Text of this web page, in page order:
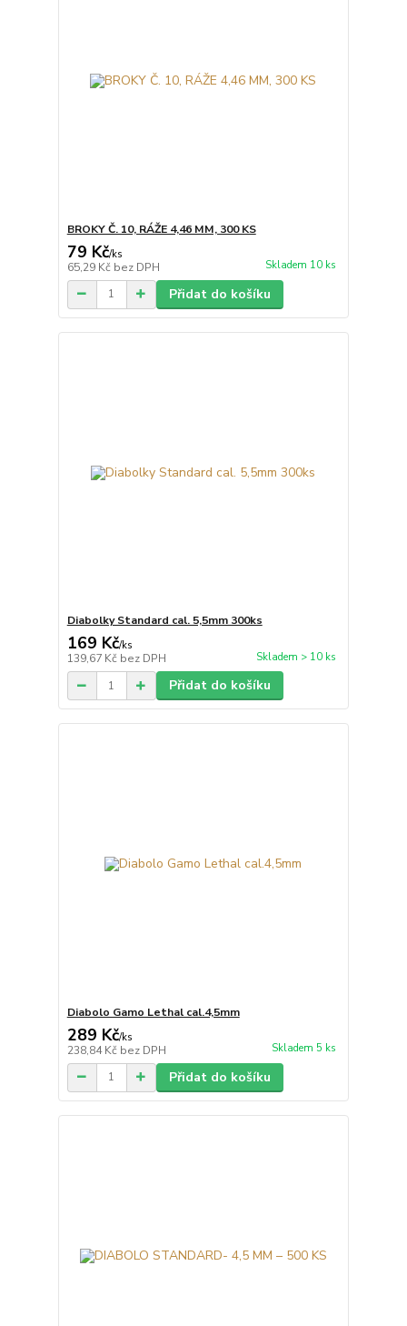
BROKY Č. 10, RÁŽE 4,46 MM, 300 KS
79 Kč/ks
65,29 Kč bez DPH Skladem 10 ks
Přidat do košíku
Diabolky Standard cal. 5,5mm 300ks
169 Kč/ks
139,67 Kč bez DPH Skladem > 10 ks
Přidat do košíku
Diabolo Gamo Lethal cal.4,5mm
289 Kč/ks
238,84 Kč bez DPH Skladem 5 ks
Přidat do košíku